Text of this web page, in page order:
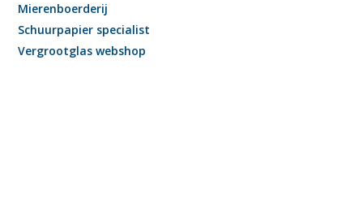
Mierenboerderij
Schuurpapier specialist
Vergrootglas webshop